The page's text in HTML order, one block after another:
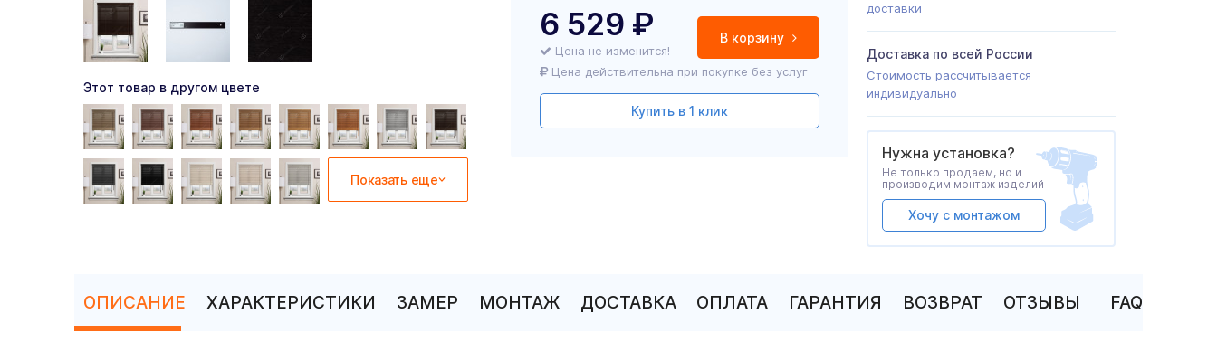
Этот товар в другом цвете
Показать еще
В корзину
6 529 ₽
Цена не изменится!
Цена действительна при покупке без услуг
Купить в 1 клик
доставки
Доставка по всей России
Стоимость рассчитывается
индивидуально
Нужна установка?
Не только продаем, но и
производим монтаж изделий
Хочу с монтажом
ОПИСАНИЕ ХАРАКТЕРИСТИКИ ЗАМЕР МОНТАЖ ДОСТАВКА ОПЛАТА ГАРАНТИЯ ВОЗВРАТ ОТЗЫВЫ FAQ